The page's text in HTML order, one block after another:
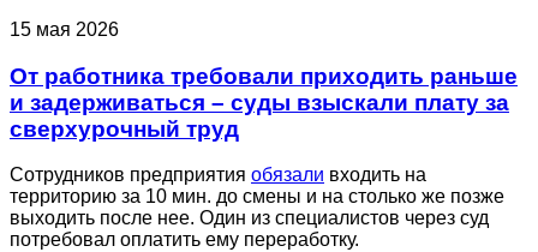
15 мая 2026
От работника требовали приходить раньше
и задерживаться – суды взыскали плату за
сверхурочный труд
Сотрудников предприятия обязали входить на
территорию за 10 мин. до смены и на столько же позже
выходить после нее. Один из специалистов через суд
потребовал оплатить ему переработку.